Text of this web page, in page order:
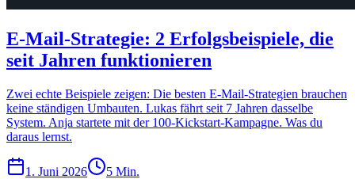
E-Mail-Strategie: 2 Erfolgsbeispiele, die
seit Jahren funktionieren
Zwei echte Beispiele zeigen: Die besten E-Mail-Strategien brauchen
keine ständigen Umbauten. Lukas fährt seit 7 Jahren dasselbe
System. Anja startete mit der 100-Kickstart-Kampagne. Was du
daraus lernst.
1. Juni 2026 5 Min.